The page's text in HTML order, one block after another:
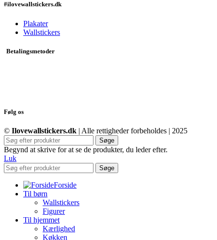
#ilovewallstickers.dk
Plakater
Wallstickers
Betalingsmetoder
Følg os
© Ilovewallstickers.dk | Alle rettigheder forbeholdes | 2025
Søge
Begynd at skrive for at se de produkter, du leder efter.
Luk
Søge
Forside
Til børn
Wallstickers
Figurer
Til hjemmet
Kærlighed
Køkken